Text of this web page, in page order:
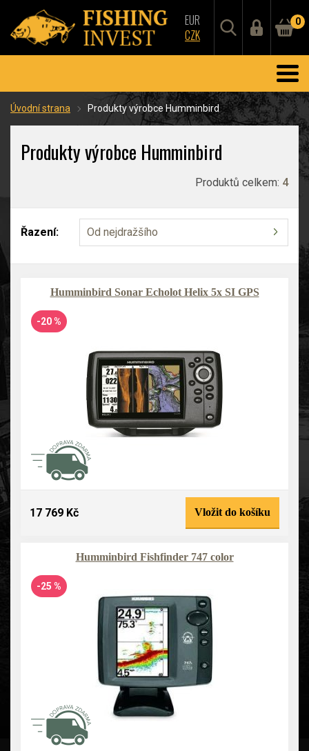
EUR
CZK
0
Úvodní strana Produkty výrobce Humminbird
Produkty výrobce Humminbird
Produktů celkem: 4
Řazení: Od nejdražšího
Humminbird Sonar Echolot Helix 5x SI GPS
-20 %
17 769 Kč Vložit do košíku
Humminbird Fishfinder 747 color
-25 %